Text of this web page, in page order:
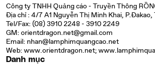
Công ty TNHH Quảng cáo - Truyền Thông
Địa chỉ : 4/7 A1 Nguyễn Thị Minh Khai, P.Đakao,
Tel/Fax: (08) 3910 2248 - 3910 2249
GM: orientdragon.net@gmail.com
Email: nhan@lamphimquangcao.net
Web: www.orientdragon.net;
Danh mục